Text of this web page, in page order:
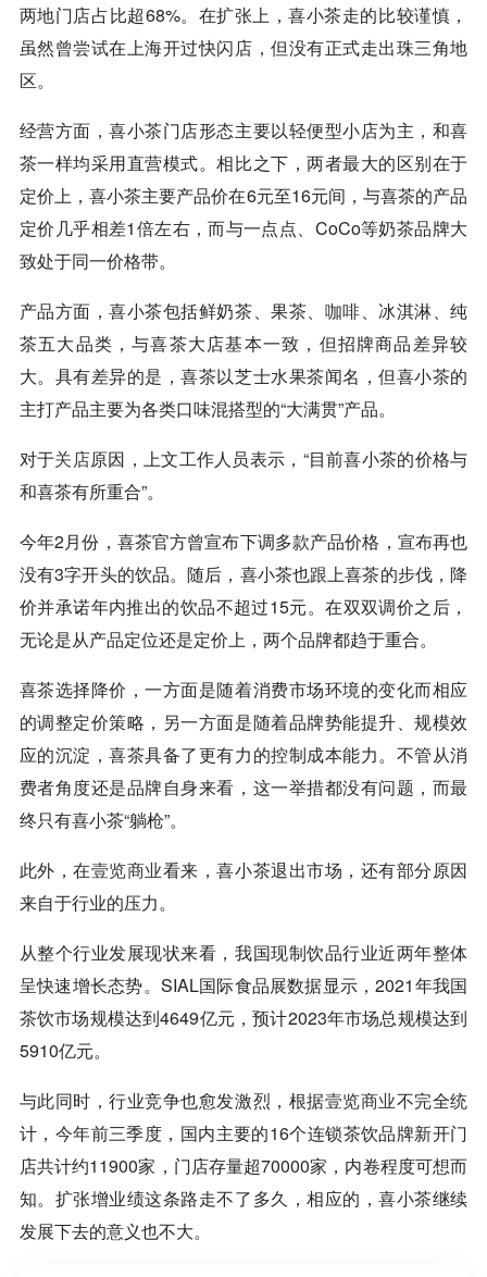
两地门店占比超68%。在扩张上，喜小茶走的比较谨慎，
虽然曾尝试在上海开过快闪店，但没有正式走出珠三角地
区。
经营方面，喜小茶门店形态主要以轻便型小店为主，和喜
茶一样均采用直营模式。相比之下，两者最大的区别在于
定价上，喜小茶主要产品价在6元至16元间，与喜茶的产品
定价几乎相差1倍左右，而与一点点、CoCo等奶茶品牌大
致处于同一价格带。
产品方面，喜小茶包括鲜奶茶、果茶、 咖啡 、冰淇淋、纯
茶五大品类，与喜茶大店基本一致，但招牌商品差异较
大。具有差异的是，喜茶以芝士水果茶闻名，但喜小茶的
主打产品主要为各类口味混搭型的“大满贯”产品。
对于关店原因，上文工作人员表示，“目前喜小茶的价格与
和喜茶有所重合”。
今年2月份，喜茶官方曾宣布下调多款产品价格，宣布再也
没有3字开头的饮品。随后，喜小茶也跟上喜茶的步伐，降
价并承诺年内推出的饮品不超过15元。在双双调价之后，
无论是从产品定位还是定价上，两个品牌都趋于重合。
喜茶选择降价，一方面是随着消费市场环境的变化而相应
的调整定价策略，另一方面是随着品牌势能提升、规模效
应的沉淀，喜茶具备了更有力的控制成本能力。不管从消
费者角度还是品牌自身来看，这一举措都没有问题，而最
终只有喜小茶“躺枪”。
此外，在壹览商业看来，喜小茶退出市场，还有部分原因
来自于行业的压力。
从整个行业发展现状来看，我国现制饮品行业近两年整体
呈快速增长态势。SIAL国际食品展数据显示，2021年我国
茶饮市场规模达到4649亿元，预计2023年市场总规模达到
5910亿元。
与此同时，行业竞争也愈发激烈，根据壹览商业不完全统
计，今年前三季度，国内主要的16个连锁茶饮品牌新开门
店共计约11900家，门店存量超70000家，内卷程度可想而
知。扩张增业绩这条路走不了多久，相应的，喜小茶继续
发展下去的意义也不大。